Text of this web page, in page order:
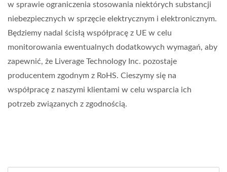
w sprawie ograniczenia stosowania niektórych substancji
niebezpiecznych w sprzęcie elektrycznym i elektronicznym.
Będziemy nadal ścisłą współpracę z UE w celu
monitorowania ewentualnych dodatkowych wymagań, aby
zapewnić, że Liverage Technology Inc. pozostaje
producentem zgodnym z RoHS. Cieszymy się na
współpracę z naszymi klientami w celu wsparcia ich
potrzeb związanych z zgodnością.